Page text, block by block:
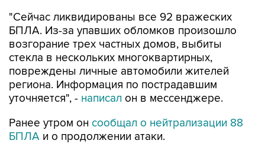
"Сейчас ликвидированы все 92 вражеских
БПЛА. Из-за упавших обломков произошло
возгорание трех частных домов, выбиты
стекла в нескольких многоквартирных,
повреждены личные автомобили жителей
региона. Информация по пострадавшим
уточняется", - написал он в мессенджере.
Ранее утром он сообщал о нейтрализации 88
БПЛА и о продолжении атаки.